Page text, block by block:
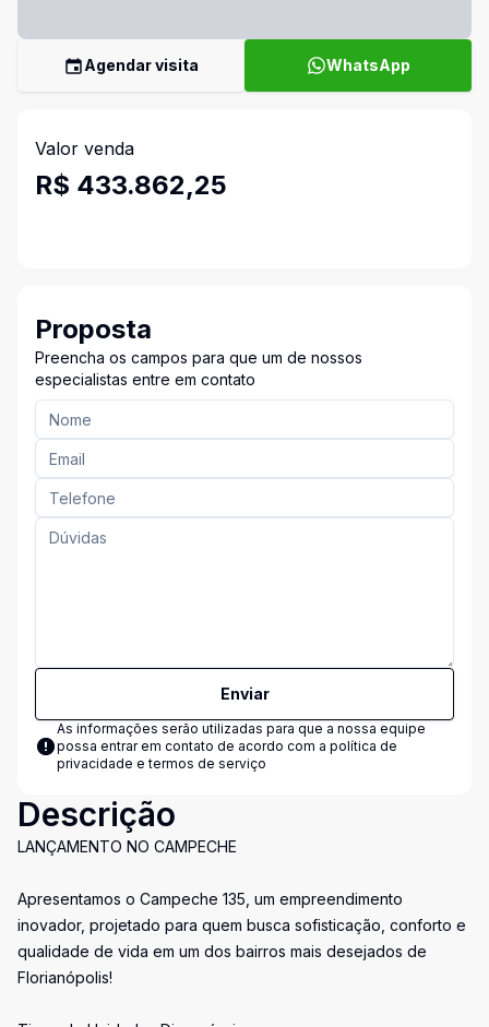
Agendar visita WhatsApp
Valor venda
R$ 433.862,25
Proposta
Preencha os campos para que um de nossos
especialistas entre em contato
Enviar
As informações serão utilizadas para que a nossa equipe
possa entrar em contato de acordo com a política de
privacidade e termos de serviço
Descrição
LANÇAMENTO NO CAMPECHE
Apresentamos o Campeche 135, um empreendimento
inovador, projetado para quem busca sofisticação, conforto e
qualidade de vida em um dos bairros mais desejados de
Florianópolis!